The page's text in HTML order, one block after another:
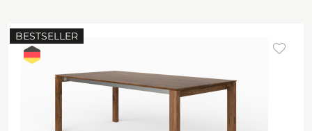
BESTSELLER